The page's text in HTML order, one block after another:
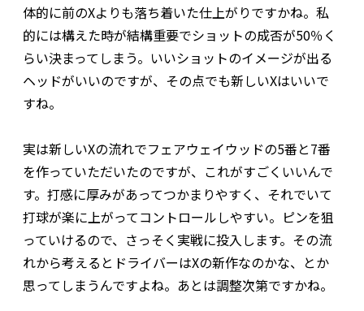
体的に前のXよりも落ち着いた仕上がりですかね。私
的には構えた時が結構重要でショットの成否が50％く
らい決まってしまう。いいショットのイメージが出る
ヘッドがいいのですが、その点でも新しいXはいいで
すね。
実は新しいXの流れでフェアウェイウッドの5番と7番
を作っていただいたのですが、これがすごくいいんで
す。打感に厚みがあってつかまりやすく、それでいて
打球が楽に上がってコントロールしやすい。ピンを狙
っていけるので、さっそく実戦に投入します。その流
れから考えるとドライバーはXの新作なのかな、とか
思ってしまうんですよね。あとは調整次第ですかね。